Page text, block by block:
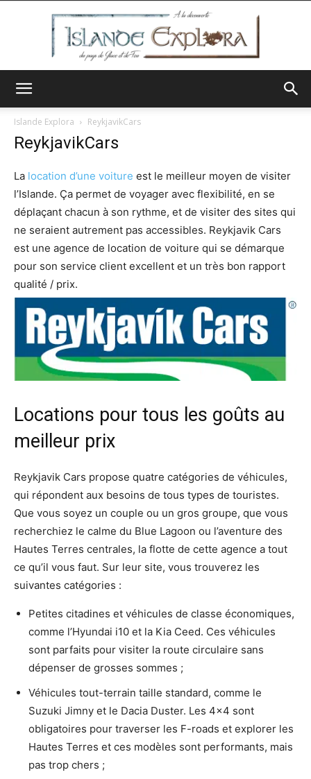
Islande Explora ReykjavikCars
ReykjavikCars
La location d’une voiture est le meilleur moyen de visiter
l’Islande. Ça permet de voyager avec flexibilité, en se
déplaçant chacun à son rythme, et de visiter des sites qui
ne seraient autrement pas accessibles. Reykjavik Cars
est une agence de location de voiture qui se démarque
pour son service client excellent et un très bon rapport
qualité / prix.
Locations pour tous les goûts au
meilleur prix
Reykjavik Cars propose quatre catégories de véhicules,
qui répondent aux besoins de tous types de touristes.
Que vous soyez un couple ou un gros groupe, que vous
recherchiez le calme du Blue Lagoon ou l’aventure des
Hautes Terres centrales, la flotte de cette agence a tout
ce qu’il vous faut. Sur leur site, vous trouverez les
suivantes catégories :
Petites citadines et véhicules de classe économiques,
comme l’Hyundai i10 et la Kia Ceed. Ces véhicules
sont parfaits pour visiter la route circulaire sans
dépenser de grosses sommes ;
Véhicules tout-terrain taille standard, comme le
Suzuki Jimny et le Dacia Duster. Les 4×4 sont
obligatoires pour traverser les F-roads et explorer les
Hautes Terres et ces modèles sont performants, mais
pas trop chers ;